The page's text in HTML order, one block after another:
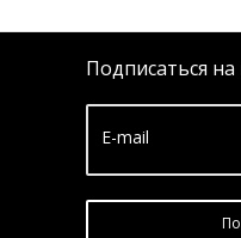
Подписаться
E-mail